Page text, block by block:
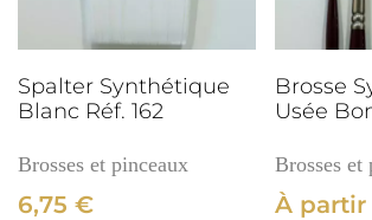
Spalter Synthétique
Blanc Réf. 162
Brosses et pinceaux
6,75 €
Brosse
Usée
Brosses et
À